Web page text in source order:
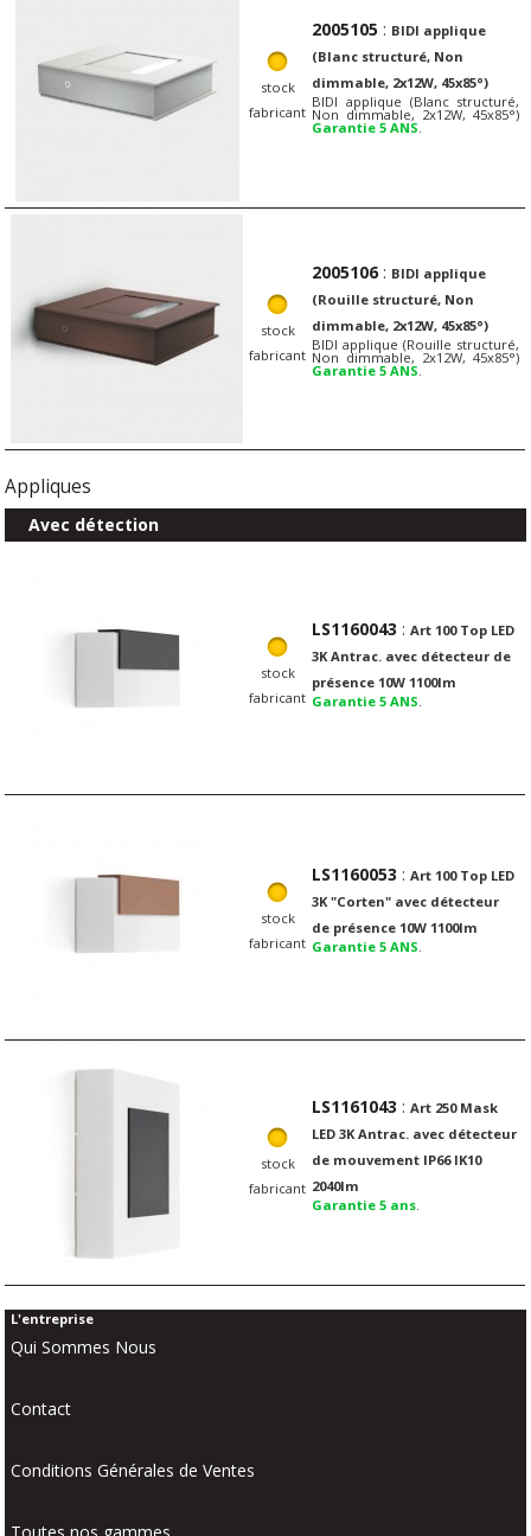
stock
fabricant
2005105 : BIDI applique
(Blanc structuré, Non
dimmable, 2x12W, 45x85°)
BIDI applique (Blanc structuré,
Non dimmable, 2x12W, 45x85°)
Garantie 5 ANS
stock
fabricant
2005106 : BIDI applique
(Rouille structuré, Non
dimmable, 2x12W, 45x85°)
BIDI applique (Rouille structuré,
Non dimmable, 2x12W, 45x85°)
Garantie 5 ANS
Appliques
Avec détection
stock
fabricant
LS1160043 :Art 100 Top LED
3K Antrac. avec détecteur de
présence 10W 1100lm
Garantie 5 ANS
stock
fabricant
LS1160053 :Art 100 Top LED
3K "Corten" avec détecteur
de présence 10W 1100lm
Garantie 5 ANS
stock
fabricant
LS1161043 :Art 250 Mask
LED 3K Antrac. avec détecteur
de mouvement IP66 IK10
2040lm
Garantie 5 ans
L'entreprise
Qui Sommes Nous
Contact
Conditions Générales de Ventes